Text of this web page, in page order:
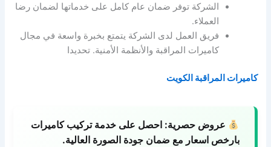
الشركة توفر ضمان عام كامل على خدماتها لضمان رضا
العملاء.
فريق العمل لدى الشركة يتمتع بخبرة واسعة في مجال
كاميرات المراقبة والأنظمة الأمنية. تحديدا
كاميرات المراقبة الكويت
عروض حصرية: احصل على خدمة تركيب كاميرات
بارخص اسعار مع ضمان جودة الصورة العالية.